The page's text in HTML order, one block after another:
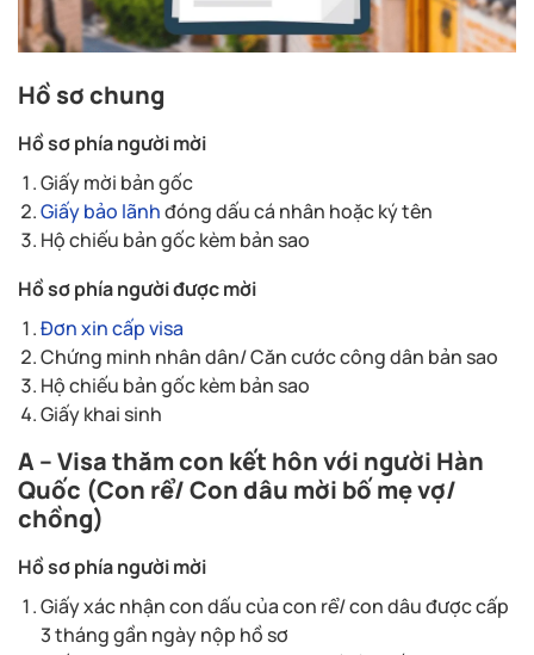
Hồ sơ chung
Hồ sơ phía người mời
Giấy mời bản gốc
Giấy bảo lãnhđóng dấu cá nhân hoặc ký tên
Hộ chiếu bản gốc kèm bản sao
Hồ sơ phía người được mời
Đơn xin cấp visa
Chứng minh nhân dân/ Căn cước công dân bản sao
Hộ chiếu bản gốc kèm bản sao
Giấy khai sinh
A – Visa thăm con kết hôn với người Hàn
Quốc (Con rể/ Con dâu mời bố mẹ vợ/
chồng)
Hồ sơ phía người mời
Giấy xác nhận con dấu của con rể/ con dâu được cấp
3 tháng gần ngày nộp hồ sơ